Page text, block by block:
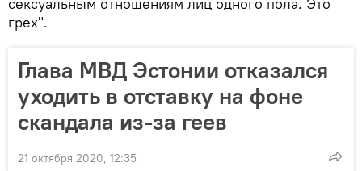
грех".
Глава МВД Эстонии отказался
уходить в отставку на фоне
скандала из-за геев
21 октября 2020, 12:35